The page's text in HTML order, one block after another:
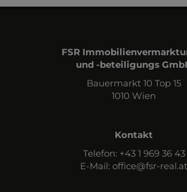
FSR
und -beteiligungs
Bauermarkt 10 Top 15
1010 Wien
Kontakt
Telefon: +43 1 969 36 43
E-Mail: office@fsr-real.at